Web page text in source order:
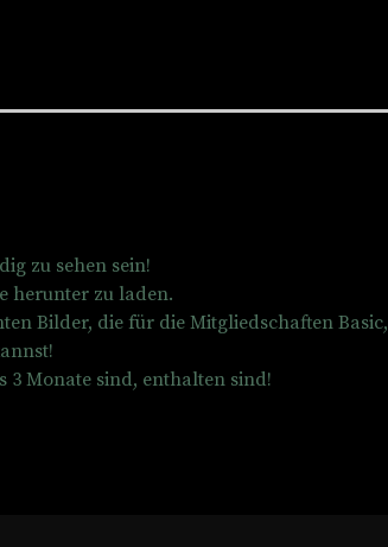
zu sehen sein!
herunter zu laden.
Bilder, die für die Mitgliedschaften Basic,
Monate sind, enthalten sind!